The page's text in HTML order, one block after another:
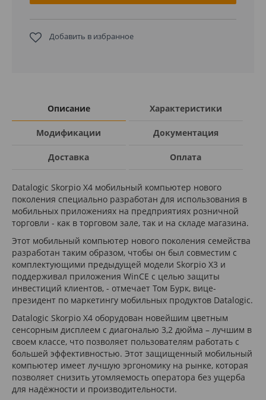
Добавить в избранное
Описание Характеристики
Модификации Документация
Доставка Оплата
Datalogic Skorpio X4 мобильный компьютер нового
поколения специально разработан для использования в
мобильных приложениях на предприятиях розничной
торговли - как в торговом зале, так и на складе магазина.
Этот мобильный компьютер нового поколения семейства
разработан таким образом, чтобы он был совместим с
комплектующими предыдущей модели Skorpio X3 и
поддерживал приложения WinCE с целью защиты
инвестиций клиентов, - отмечает Том Бурк, вице-
президент по маркетингу мобильных продуктов Datalogic.
Datalogic Skorpio X4 оборудован новейшим цветным
сенсорным дисплеем с диагональю 3,2 дюйма – лучшим в
своем классе, что позволяет пользователям работать с
большей эффективностью. Этот защищенный мобильный
компьютер имеет лучшую эргономику на рынке, которая
позволяет снизить утомляемость оператора без ущерба
для надёжности и производительности.